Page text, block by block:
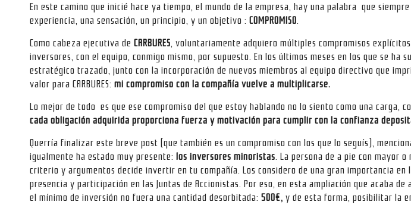
En este camino que inicié hace ya tiempo, el mundo de la empresa, hay una palabra que
experiencia, una sensación, un principio, y un objetivo : COMPROMISO.
Como cabeza ejecutiva de CARBURES, voluntariamente adquiero múltiples compromisos
inversores, con el equipo, conmigo mismo, por supuesto. En los últimos meses en los que se ha
estratégico trazado, junto con la incorporación de nuevos miembros al equipo directivo que
valor para CARBURES: mi compromiso con la compañía vuelve a multiplicarse.
Lo mejor de todo es que ese compromiso del que estoy hablando no lo siento como una carga,
cada obligación adquirida proporciona fuerza y motivación para cumplir con la confianza
Querría finalizar este breve post (que también es un compromiso con los que lo seguís),
igualmente ha estado muy presente: los inversores minoristas. La persona de a pie con mayor
criterio y argumentos decide invertir en tu compañía. Los considero de una gran importancia en
presencia y participación en las Juntas de Accionistas. Por eso, en esta ampliación que acaba
el mínimo de inversión no fuera una cantidad desorbitada: 500€, y de esta forma, posibilitar la